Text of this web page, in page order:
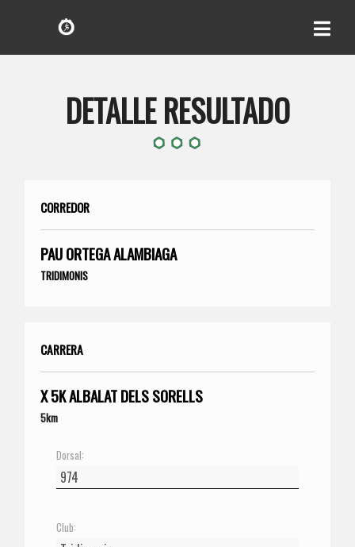
DETALLE RESULTADO
CORREDOR
PAU ORTEGA ALAMBIAGA
TRIDIMONIS
CARRERA
X 5K ALBALAT DELS SORELLS
5km
Dorsal:
Club: